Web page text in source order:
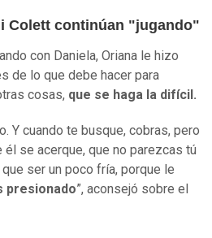
Colett continúan "jugando"
con Daniela, Oriana le hizo
de lo que debe hacer para
cosas, que se haga la difícil.
Y cuando te busque, cobras, pero
él se acerque, que no parezcas tú
ser un poco fría, porque le
presionado”, aconsejó sobre el